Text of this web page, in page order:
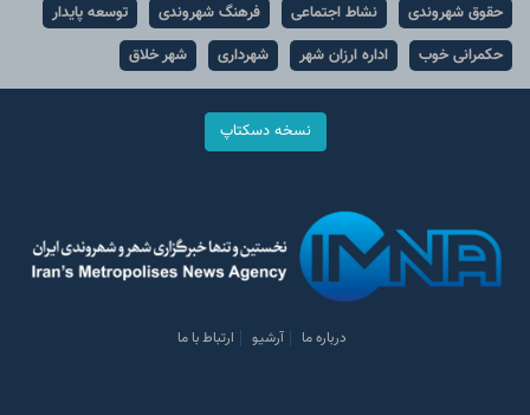
حقوق شهروندی
نشاط اجتماعی فرهنگ شهروندی
توسعه پایدار
حکمرانی خوب
اداره ارزان شهر شهرداری شهر خلاق
نسخه دسکتاپ
درباره ما آرشیو ارتباط با ما